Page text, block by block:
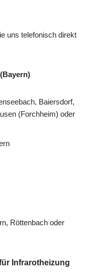
uns telefonisch direkt
Baiersdorf,
(Forchheim) oder
Röttenbach oder
Infrarotheizung